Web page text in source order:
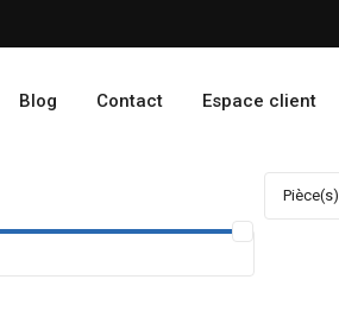
Blog Contact Espace client
Pièce(s)